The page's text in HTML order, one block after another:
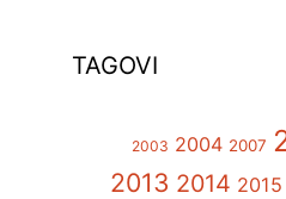
TAGOVI
2003 2004 2007
2013 2014 2015